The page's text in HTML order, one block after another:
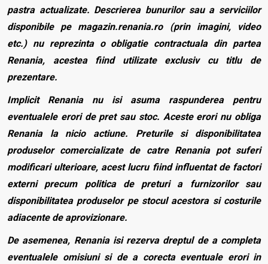
pastra actualizate. Descrierea bunurilor sau a serviciilor
disponibile pe magazin.renania.ro (prin imagini, video
etc.) nu reprezinta o obligatie contractuala din partea
Renania, acestea fiind utilizate exclusiv cu titlu de
prezentare.
Implicit Renania nu isi asuma raspunderea pentru
eventualele erori de pret sau stoc. Aceste erori nu obliga
Renania la nicio actiune. Preturile si disponibilitatea
produselor comercializate de catre Renania pot suferi
modificari ulterioare, acest lucru fiind influentat de factori
externi precum politica de preturi a furnizorilor sau
disponibilitatea produselor pe stocul acestora si costurile
adiacente de aprovizionare.
De asemenea, Renania isi rezerva dreptul de a completa
eventualele omisiuni si de a corecta eventuale erori in